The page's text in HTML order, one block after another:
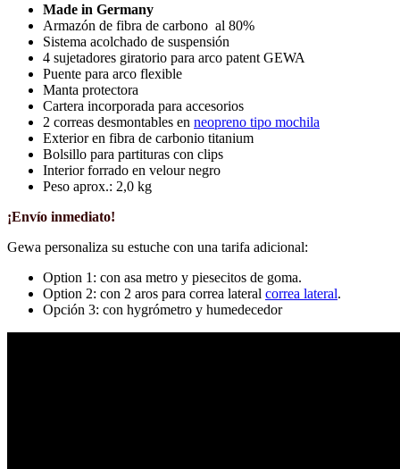
Made in Germany
Armazón de fibra de carbono al 80%
Sistema acolchado de suspensión
4 sujetadores giratorio para arco patent GEWA
Puente para arco flexible
Manta protectora
Cartera incorporada para accesorios
2 correas desmontables en neopreno tipo mochila
Exterior en fibra de carbonio titanium
Bolsillo para partituras con clips
Interior forrado en velour negro
Peso aprox.: 2,0 kg
¡Envío inmediato!
Gewa personaliza su estuche con una tarifa adicional:
Option 1: con asa metro y piesecitos de goma.
Option 2: con 2 aros para correa lateral correa lateral.
Opción 3: con hygrómetro y humedecedor